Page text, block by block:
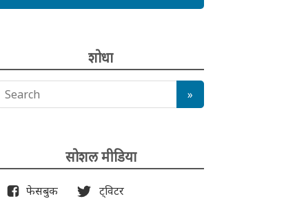
शोधा
सोशल मीडिया
फेसबुक ट्विटर